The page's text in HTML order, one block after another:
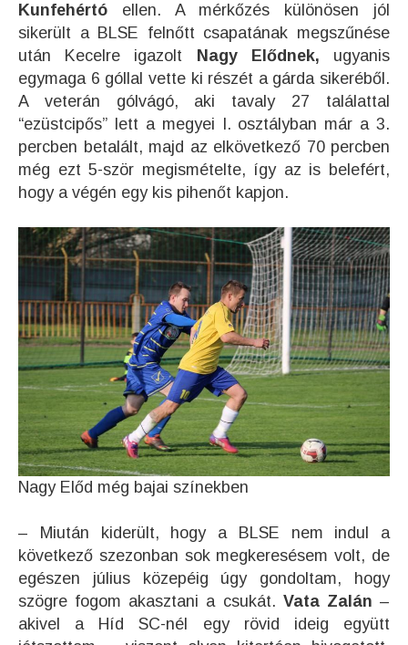
Kunfehértó ellen. A mérkőzés különösen jól
sikerült a BLSE felnőtt csapatának megszűnése
után Kecelre igazolt
Nagy Elődnek, ugyanis
egymaga 6 góllal vette ki részét a gárda sikeréből.
A veterán gólvágó, aki tavaly 27 találattal
“ezüstcipős” lett a megyei I. osztályban már a 3.
percben betalált, majd az elkövetkező 70 percben
még ezt 5-ször megismételte, így az is belefért,
hogy a végén egy kis pihenőt kapjon.
Nagy Előd még bajai színekben
– Miután kiderült, hogy a BLSE nem indul a
következő szezonban sok megkeresésem volt, de
egészen július közepéig úgy gondoltam, hogy
szögre fogom akasztani a csukát. Vata Zalán –
akivel a Híd SC-nél egy rövid ideig együtt